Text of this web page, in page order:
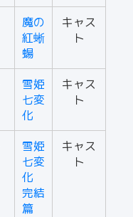
魔の
紅蜥
蝪
キャス
ト
雪姫
七変
化
キャス
ト
雪姫
七変
化
完結
篇
キャス
ト